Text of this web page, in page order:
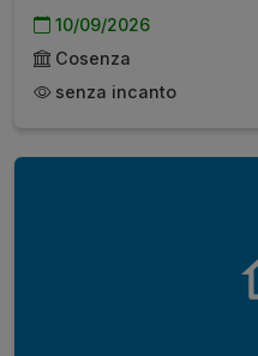
10/09/2026
Cosenza
senza incanto